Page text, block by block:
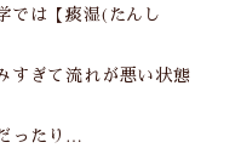
では【痰湿(たんし
すぎて流れが悪い状態
ったり…